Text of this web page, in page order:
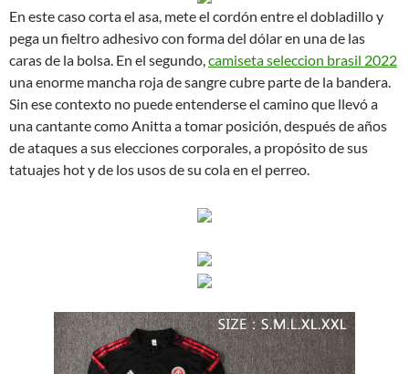
En este caso corta el asa, mete el cordón entre el dobladillo y
pega un fieltro adhesivo con forma del dólar en una de las
caras de la bolsa. En el segundo,camiseta seleccion brasil 2022
una enorme mancha roja de sangre cubre parte de la bandera.
Sin ese contexto no puede entenderse el camino que llevó a
una cantante como Anitta a tomar posición, después de años
de ataques a sus elecciones corporales, a propósito de sus
tatuajes hot y de los usos de su cola en el perreo.